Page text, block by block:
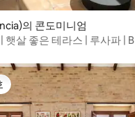
의 콘도미니엄
햇살 좋은 테라스 | 루사파 | B
호